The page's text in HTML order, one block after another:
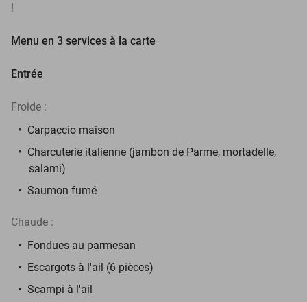
!
Menu en 3 services à la carte
Entrée
Froide :
Carpaccio maison
Charcuterie italienne (jambon de Parme, mortadelle,
salami)
Saumon fumé
Chaude :
Fondues au parmesan
Escargots à l'ail (6 pièces)
Scampi à l'ail